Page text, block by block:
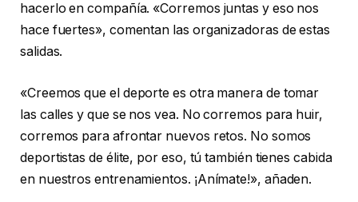
hacerlo en compañía. «Corremos juntas y eso nos
hace fuertes», comentan las organizadoras de estas
salidas.
«Creemos que el deporte es otra manera de tomar
las calles y que se nos vea. No corremos para huir,
corremos para afrontar nuevos retos. No somos
deportistas de élite, por eso, tú también tienes cabida
en nuestros entrenamientos. ¡Anímate!», añaden.